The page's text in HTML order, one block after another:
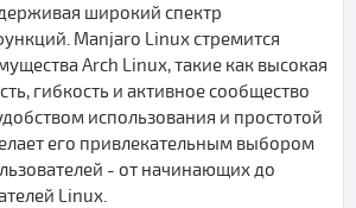
широкий спектр
Manjaro Linux стремится
Arch Linux, такие как высокая
гибкость и активное сообщество
использования и простотой
его привлекательным выбором
- от начинающих до
Linux.